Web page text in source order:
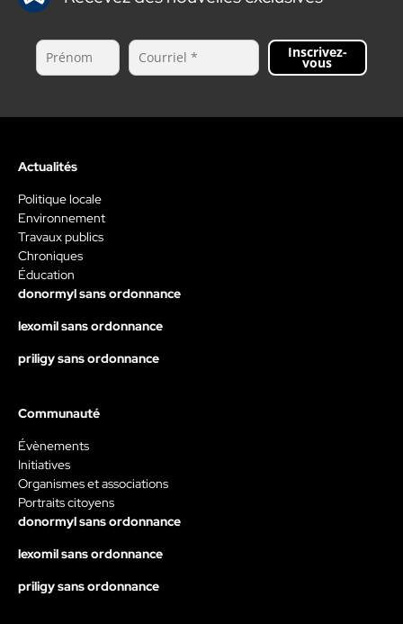
Inscrivez-
vous
Actualités
Politique locale
Environnement
Travaux publics
Chroniques
Éducation
donormyl sans ordonnance
lexomil sans ordonnance
priligy sans ordonnance
Communauté
Évènements
Initiatives
Organismes et associations
Portraits citoyens
donormyl sans ordonnance
lexomil sans ordonnance
priligy sans ordonnance